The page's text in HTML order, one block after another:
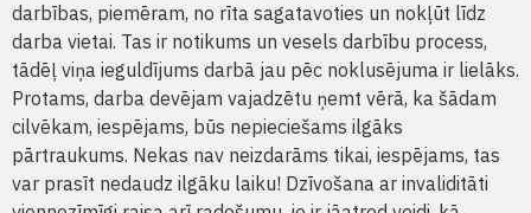
darbības, piemēram, no rīta sagatavoties un nokļūt līdz
darba vietai. Tas ir notikums un vesels darbību process,
tādēļ viņa ieguldījums darbā jau pēc noklusējuma ir lielāks.
Protams, darba devējam vajadzētu ņemt vērā, ka šādam
cilvēkam, iespējams, būs nepieciešams ilgāks
pārtraukums. Nekas nav neizdarāms tikai, iespējams, tas
var prasīt nedaudz ilgāku laiku! Dzīvošana ar invaliditāti